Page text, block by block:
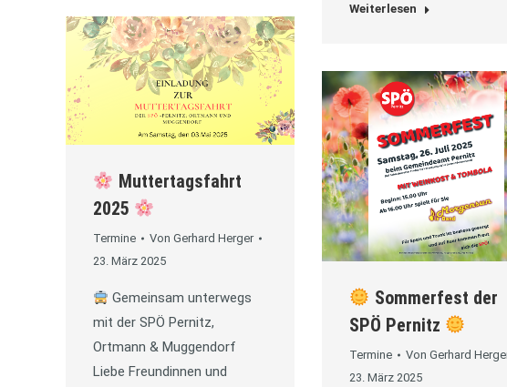
Weiterlesen
Muttertagsfahrt
2025
Termine Von Gerhard Herger
23. März 2025
Gemeinsam unterwegs
mit der SPÖ Pernitz,
Ortmann & Muggendorf
Liebe Freundinnen und
Sommerfest der
SPÖ Pernitz
Termine Von Gerhard
23. März 2025